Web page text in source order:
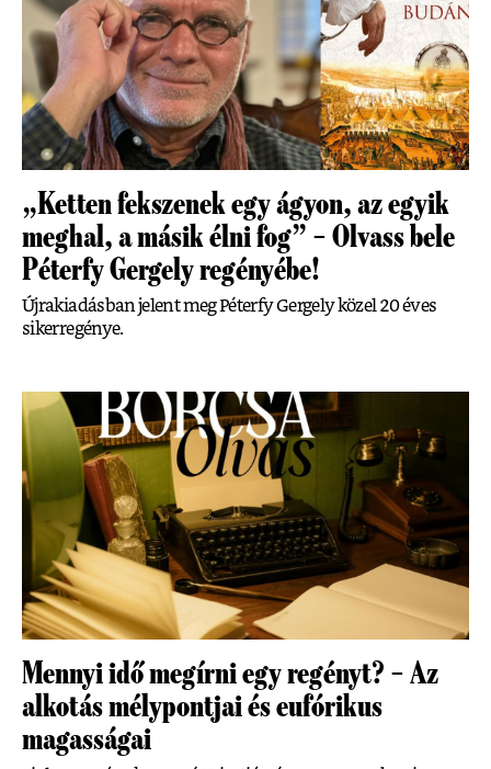
„Ketten fekszenek egy ágyon, az egyik
meghal, a másik élni fog” – Olvass bele
Péterfy Gergely regényébe!
Újrakiadásban jelent meg Péterfy Gergely közel 20 éves
sikerregénye.
Mennyi idő megírni egy regényt? – Az
alkotás mélypontjai és eufórikus
magasságai